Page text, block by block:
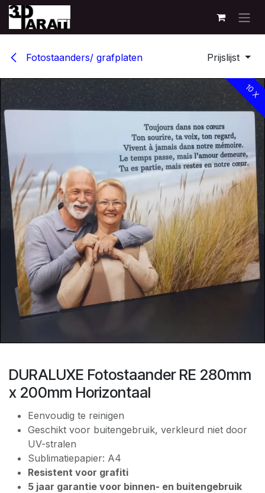
Overslaan naar inhoud
Fotostaanders/ grafplaten Prijslijst
10 X
DURALUXE Fotostaander RE 280mm
x 200mm Horizontaal
Eenvoudig te reinigen
Geschikt voor buitengebruik, verkleurd niet door
UV-stralen
Sublimatiepapier: A4
Resistent voor grafiti
5 jaar garantie voor binnen- en buitengebruik